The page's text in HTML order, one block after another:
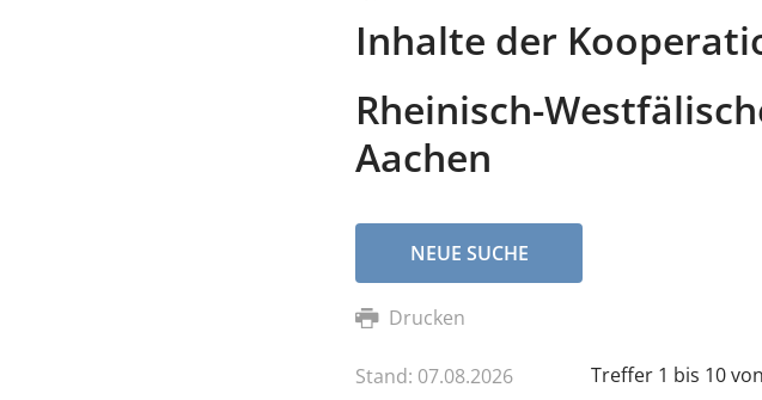
Inhalte der
Rheinisch-
Aachen
NEUE SUCHE
Drucken
Stand: 07.08.2026 Treffer 1 bis 10